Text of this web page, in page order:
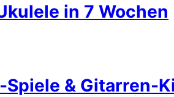
in 7 Wochen
Spiele & Gitarren-